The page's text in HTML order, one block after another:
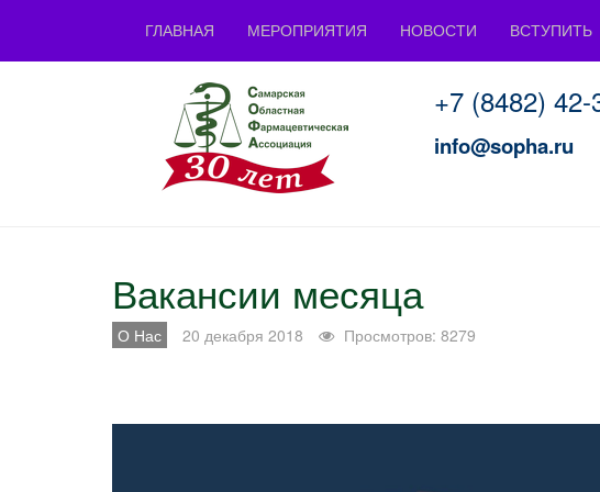
ГЛАВНАЯ МЕРОПРИЯТИЯ НОВОСТИ ВСТУПИТЬ
+7 (8482) 42-
info@sopha.ru
Вакансии месяца
О Нас 20 декабря 2018 Просмотров: 8279